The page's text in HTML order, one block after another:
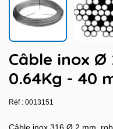
Câble inox Ø
0.64Kg - 40
Réf : 0013151